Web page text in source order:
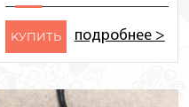
KУПИТЬ подробнее >